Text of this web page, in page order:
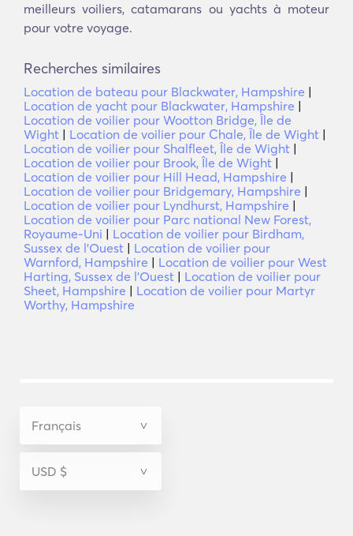
meilleurs voiliers, catamarans ou yachts à moteur
pour votre voyage.
Recherches similaires
Location de bateau pour Blackwater, Hampshire |
Location de yacht pour Blackwater, Hampshire |
Location de voilier pour Wootton Bridge, Île de
Wight | Location de voilier pour Chale, Île de Wight |
Location de voilier pour Shalfleet, Île de Wight |
Location de voilier pour Brook, Île de Wight |
Location de voilier pour Hill Head, Hampshire |
Location de voilier pour Bridgemary, Hampshire |
Location de voilier pour Lyndhurst, Hampshire |
Location de voilier pour Parc national New Forest,
Royaume-Uni | Location de voilier pour Birdham,
Sussex de l'Ouest | Location de voilier pour
Warnford, Hampshire | Location de voilier pour West
Harting, Sussex de l'Ouest | Location de voilier pour
Sheet, Hampshire | Location de voilier pour Martyr
Worthy, Hampshire